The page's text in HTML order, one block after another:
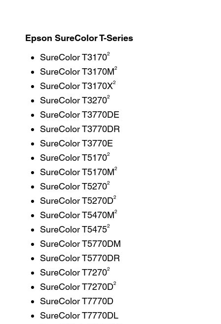
Epson SureColor T-Series
SureColor T31702
SureColor T3170M2
SureColor T3170X2
SureColor T32702
SureColor T3770DE
SureColor T3770DR
SureColor T3770E
SureColor T51702
SureColor T5170M2
SureColor T52702
SureColor T5270D2
SureColor T5470M2
SureColor T54752
SureColor T5770DM
SureColor T5770DR
SureColor T72702
SureColor T7270D2
SureColor T7770D
SureColor T7770DL